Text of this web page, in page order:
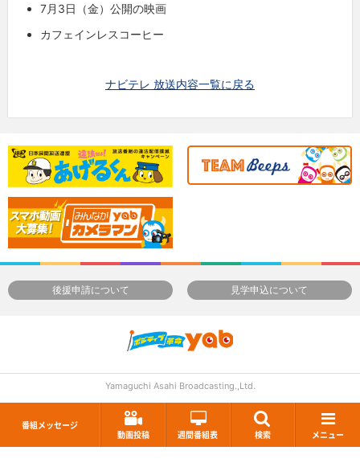
番組メッセージ
動画投稿
週間番組表 検索 メニュー
7月3日（金）公開の映画
カフェインレスコーヒー
ナビテレ 放送内容一覧に戻る
後援申請について 見学申込について
Yamaguchi Asahi Broadcasting.,Ltd.